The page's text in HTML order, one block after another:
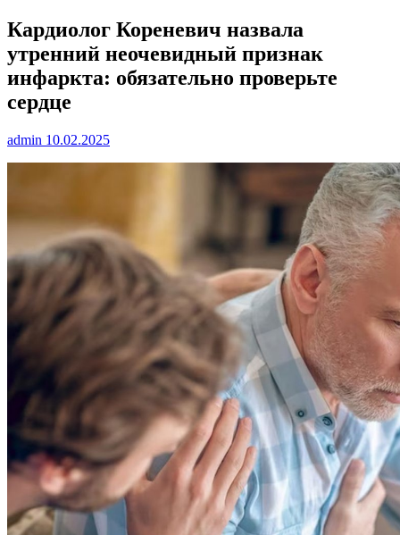
Кардиолог Кореневич назвала
утренний неочевидный признак
инфаркта: обязательно проверьте
сердце
admin 10.02.2025